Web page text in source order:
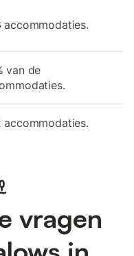
accommodaties.
van de
accommodaties.
vragen